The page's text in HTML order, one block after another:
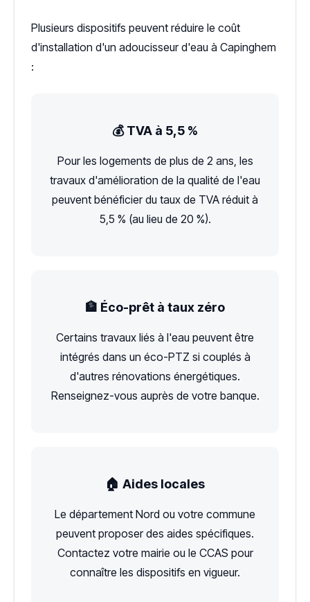
Plusieurs dispositifs peuvent réduire le coût
d'installation d'un adoucisseur d'eau à Capinghem
:
💰 TVA à 5,5 %
Pour les logements de plus de 2 ans, les
travaux d'amélioration de la qualité de l'eau
peuvent bénéficier du taux de TVA réduit à
5,5 % (au lieu de 20 %).
🏦 Éco-prêt à taux zéro
Certains travaux liés à l'eau peuvent être
intégrés dans un éco-PTZ si couplés à
d'autres rénovations énergétiques.
Renseignez-vous auprès de votre banque.
🏠 Aides locales
Le département Nord ou votre commune
peuvent proposer des aides spécifiques.
Contactez votre mairie ou le CCAS pour
connaître les dispositifs en vigueur.